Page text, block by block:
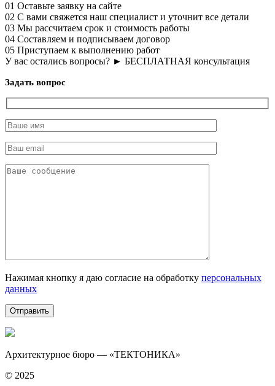
01 Оставьте заявку на сайте
02 С вами свяжется наш специалист и уточнит все детали
03 Мы рассчитаем срок и стоимость работы
04 Составляем и подписываем договор
05 Приступаем к выполнению работ
У вас остались вопросы? ► БЕСПЛАТНАЯ консультация
Задать вопрос
Нажимая кнопку я даю согласие на обработку персональных
данных
Архитектурное бюро — «ТЕКТОНИКА»
© 2025